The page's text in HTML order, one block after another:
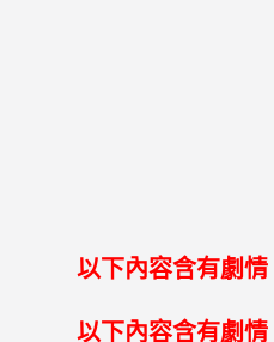
以下內容含有劇情
以下內容含有劇情